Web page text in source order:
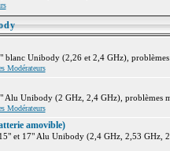
blanc Unibody (2,26 et 2,4 GHz),
Modérateurs
Alu Unibody (2 GHz, 2,4 GHz), problèmes
Modérateurs
amovible)
et 17" Alu Unibody (2,4 GHz, 2,53 GHz,